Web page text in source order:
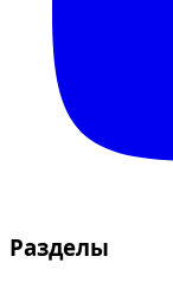
Разделы